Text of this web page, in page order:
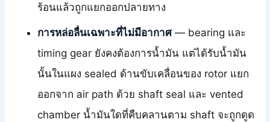
ร้อนแล้วถูกแยกออกปลายทาง
การหล่อลื่นเฉพาะที่ไม่มีอากาศ— bearing และ
timing gear ยังคงต้องการน้ำมัน แต่ได้รับน้ำมัน
นั้นในแผง sealed ด้านขับเคลื่อนของ rotor แยก
ออกจาก air path ด้วย shaft seal และ vented
chamber น้ำมันใดที่คืบคลานตาม shaft จะถูกดูด